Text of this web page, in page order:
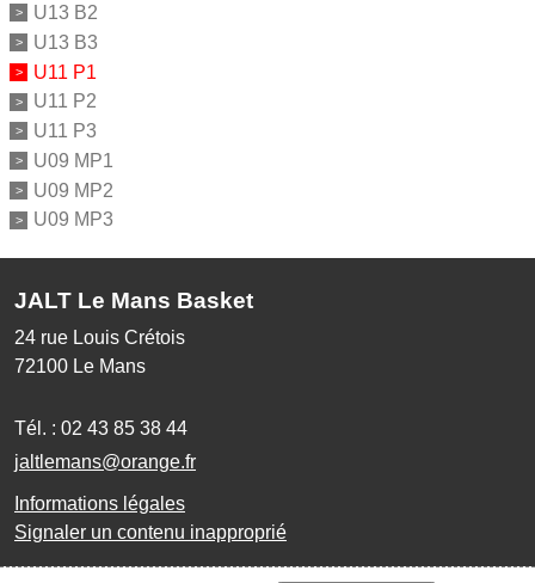
U13 B2
U13 B3
U11 P1
U11 P2
U11 P3
U09 MP1
U09 MP2
U09 MP3
JALT Le Mans Basket
24 rue Louis Crétois
72100 Le Mans
Tél. : 02 43 85 38 44
jaltlemans@orange.fr
Informations légales
Signaler un contenu inapproprié